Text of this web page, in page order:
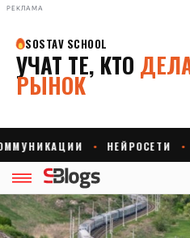
РЕКЛАМА